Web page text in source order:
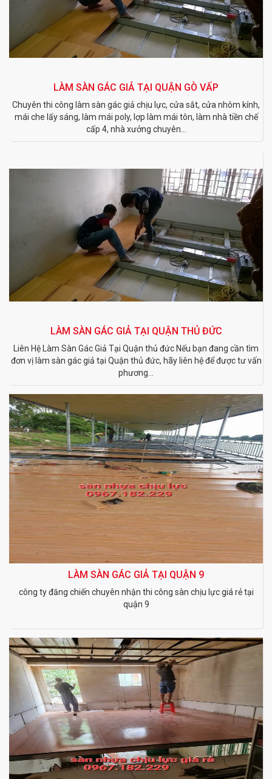
LÀM SÀN GÁC GIẢ TẠI QUẬN GÒ VẤP
Chuyên thi công làm sàn gác giả chịu lực, cửa sắt, cửa nhôm kính,
mái che lấy sáng, làm mái poly, lợp làm mái tôn, làm nhà tiền chế
cấp 4, nhà xưởng chuyên...
LÀM SÀN GÁC GIẢ TẠI QUẬN THỦ ĐỨC
Liên Hệ Làm Sàn Gác Giả Tại Quận thủ đức Nếu bạn đang cần tìm
đơn vị làm sàn gác giả tại Quận thủ đức, hãy liên hệ để được tư vấn
phương...
LÀM SÀN GÁC GIẢ TẠI QUẬN 9
công ty đăng chiến chuyên nhận thi công sàn chịu lực giá rẻ tại
quận 9